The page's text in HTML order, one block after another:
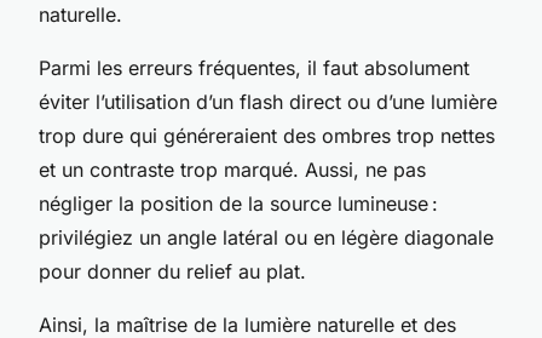
naturelle.
Parmi les erreurs fréquentes, il faut absolument
éviter l’utilisation d’un flash direct ou d’une lumière
trop dure qui généreraient des ombres trop nettes
et un contraste trop marqué. Aussi, ne pas
négliger la position de la source lumineuse :
privilégiez un angle latéral ou en légère diagonale
pour donner du relief au plat.
Ainsi, la maîtrise de la lumière naturelle et des